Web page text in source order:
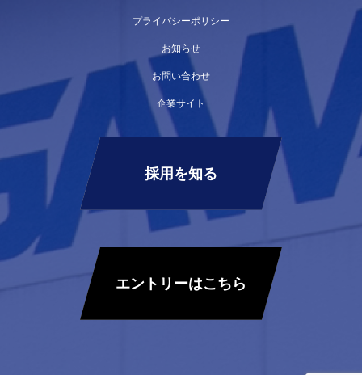
プライバシーポリシー
お知らせ
お問い合わせ
企業サイト
採用を知る
エントリーはこちら